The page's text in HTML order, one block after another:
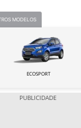
MODELOS
ECOSPORT